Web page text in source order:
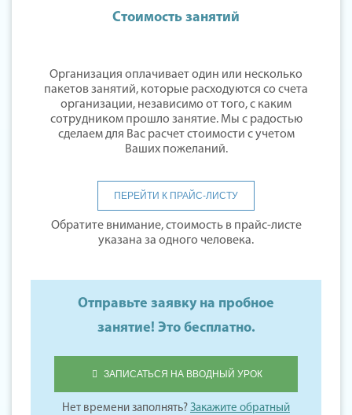
Стоимость занятий
Организация оплачивает один или несколько
пакетов занятий, которые расходуются со счета
организации, независимо от того, с каким
сотрудником прошло занятие. Мы с радостью
сделаем для Вас расчет стоимости с учетом
Ваших пожеланий.
ПЕРЕЙТИ К ПРАЙС-ЛИСТУ
Обратите внимание, стоимость в прайс-листе
указана за одного человека.
Отправьте заявку на пробное
занятие! Это бесплатно.
ЗАПИСАТЬСЯ НА ВВОДНЫЙ УРОК
Нет времени заполнять? Закажите обратный